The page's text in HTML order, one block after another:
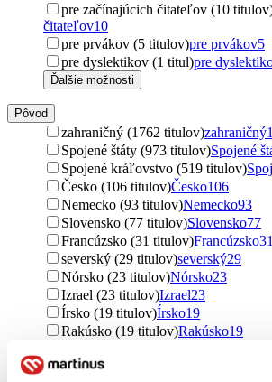
pre začínajúcich čitateľov (10
čitateľov10
pre prvákov (5 titulov)pre prvákov5
pre dyslektikov (1 titul)pre
Ďalšie možnosti
Pôvod
zahraničný (1762 titulov)zahraničný
Spojené štáty (973 titulov)Spojené
Spojené kráľovstvo (519 titulov)
Česko (106 titulov)Česko106
Nemecko (93 titulov)Nemecko93
Slovensko (77 titulov)Slovensko77
Francúzsko (31 titulov)Francúzsko31
severský (29 titulov)severský29
Nórsko (23 titulov)Nórsko23
Izrael (23 titulov)Izrael23
Írsko (19 titulov)Írsko19
Rakúsko (19 titulov)Rakúsko19
Vietnam (18 titulov)